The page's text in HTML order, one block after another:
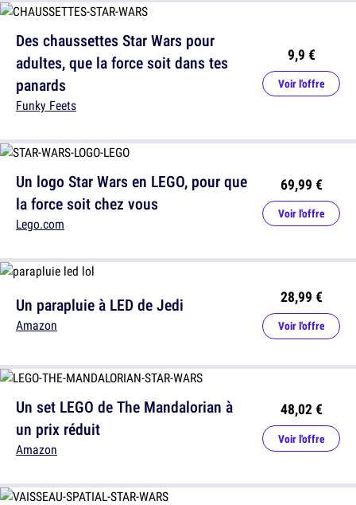
Des chaussettes Star Wars pour
adultes, que la force soit dans tes
panards
Funky Feets
9,9 €
Voir l'offre
Un parapluie à LED de Jedi
Amazon
28,99 €
Voir l'offre
Un logo Star Wars en LEGO, pour que
la force soit chez vous
Lego.com
69,99 €
Voir l'offre
Un set LEGO de The Mandalorian à
un prix réduit
Amazon
48,02 €
Voir l'offre